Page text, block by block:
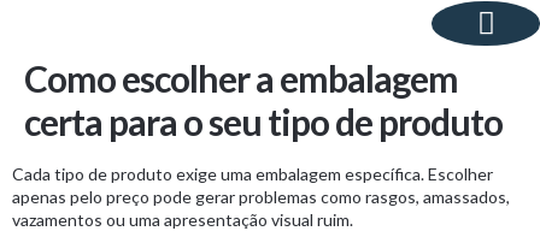
Como escolher a embalagem
certa para o seu tipo de produto
Cada tipo de produto exige uma embalagem específica. Escolher
apenas pelo preço pode gerar problemas como rasgos, amassados,
vazamentos ou uma apresentação visual ruim.